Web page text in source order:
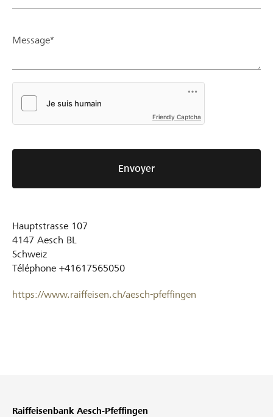
Message*
Friendly Captcha
Envoyer
Hauptstrasse 107
4147 Aesch BL
Schweiz
Téléphone +41617565050
https://www.raiffeisen.ch/aesch-pfeffingen
Raiffeisenbank Aesch-Pfeffingen